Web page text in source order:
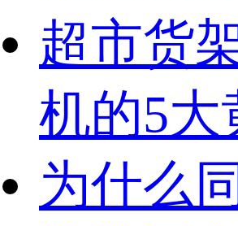
超市货
机的5大
为什么